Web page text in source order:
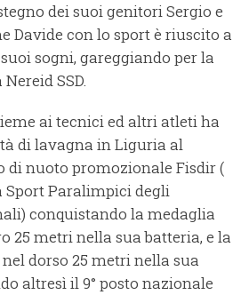
dei suoi genitori Sergio e
Davide con lo sport è riuscito a
sogni, gareggiando per la
SSD.
ai tecnici ed altri atleti ha
di lavagna in Liguria al
nuoto promozionale Fisdir (
Paralimpici degli
conquistando la medaglia
25 metri nella sua batteria, e la
dorso 25 metri nella sua
altresì il 9° posto nazionale